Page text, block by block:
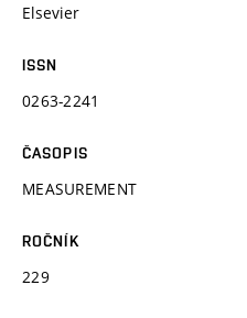
Elsevier
ISSN
0263-2241
ČASOPIS
MEASUREMENT
ROČNÍK
229